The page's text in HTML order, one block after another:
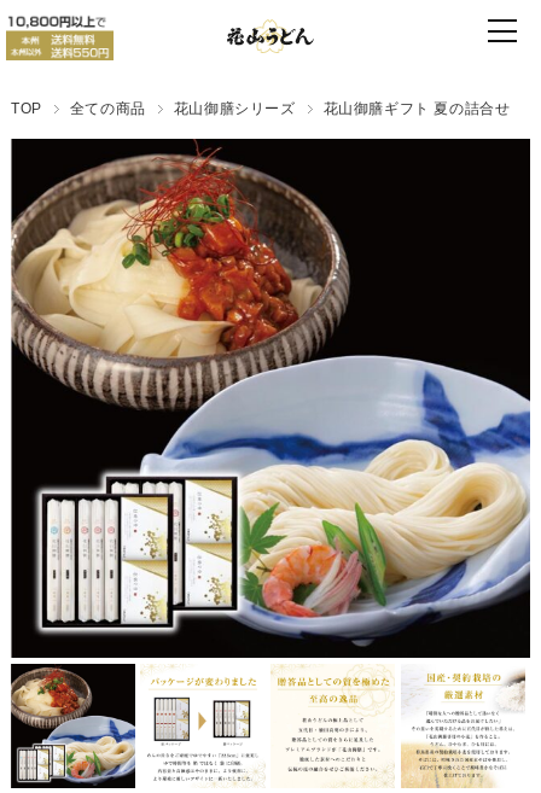
TOP 全ての商品 花山御膳シリーズ 花山御膳ギフト 夏の詰合せ